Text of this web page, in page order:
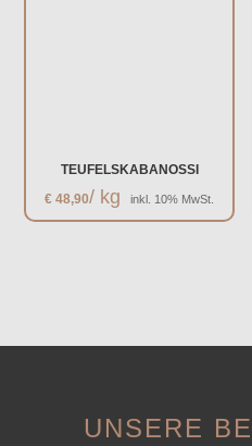
TEUFELSKABANOSSI
€ 48,90/ kg inkl. 10% MwSt.
UNSERE